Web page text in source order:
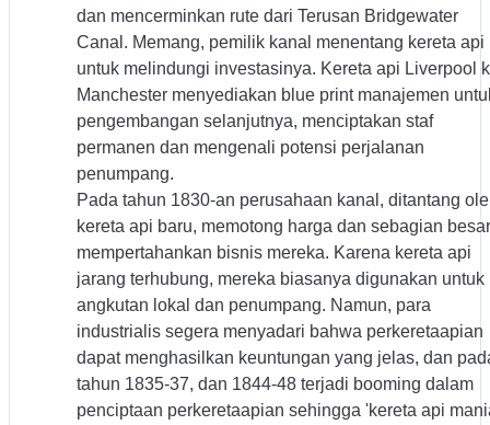
dan mencerminkan rute dari Terusan Bridgewater
Canal. Memang, pemilik kanal menentang kereta api
untuk melindungi investasinya. Kereta api Liverpool
Manchester menyediakan blue print manajemen
pengembangan selanjutnya, menciptakan staf
permanen dan mengenali potensi perjalanan
penumpang.
Pada tahun 1830-an perusahaan kanal, ditantang
kereta api baru, memotong harga dan sebagian besar
mempertahankan bisnis mereka. Karena kereta api
jarang terhubung, mereka biasanya digunakan untuk
angkutan lokal dan penumpang. Namun, para
industrialis segera menyadari bahwa perkeretaapian
dapat menghasilkan keuntungan yang jelas, dan
tahun 1835-37, dan 1844-48 terjadi booming dalam
penciptaan perkeretaapian sehingga 'kereta api